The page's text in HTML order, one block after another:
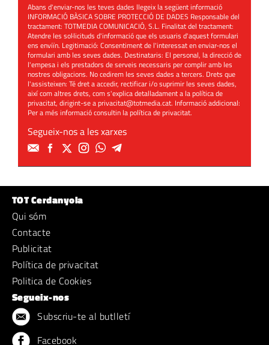
Abans d'enviar-nos les teves dades llegeix la següent informació
INFORMACIÓ BÀSICA SOBRE PROTECCIÓ DE DADES Responsable del
tractament: TOTMEDIA COMUNICACIÓ, S.L. Finalitat del tractament:
Atendre les sol·licituds d'informació que els usuaris d'aquest formulari
ens enviïn. Legitimació: Consentiment de l'interessat en enviar-nos el
formulari amb les seves dades. Destinataris: El personal, la direcció de
l'empesa i els prestadors de serveis necessaris per complir amb les
nostres obligacions. No cedirem les seves dades a tercers. Drets que
l'assisteixen: Té dret a accedir, rectificar i/o suprimir les seves dades,
així com altres drets, com s'explica detalladament a la política de
privacitat, dirigint-se aprivacitat@totmedia.cat. Informació addicional:
Per a més informació consultin lapolítica de privacitat.
Segueix-nos a les xarxes
TOT Cerdanyola
Qui sóm
Contacte
Publicitat
Política de privacitat
Politica de Cookies
Segueix-nos
Subscriu-te al butlletí
Facebook